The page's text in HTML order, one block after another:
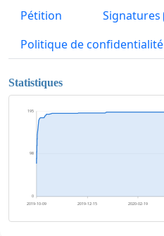
Pétition Signatures
Politique de confidentialité
Statistiques
0
98
195
2019-10-09 2019-12-15 2020-02-19